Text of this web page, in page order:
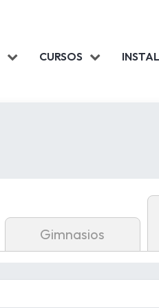
CURSOS
Gimnasios